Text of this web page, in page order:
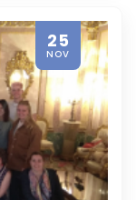
25
NOV